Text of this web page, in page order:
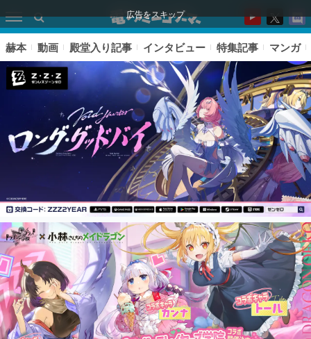
広告をスキップ
ピックアップ
電ファミのいま読まれている記事ランキング
アプリセール情報
インタビュー
赫本 動画 殿堂入り記事 インタビュー 特集記事 マンガ